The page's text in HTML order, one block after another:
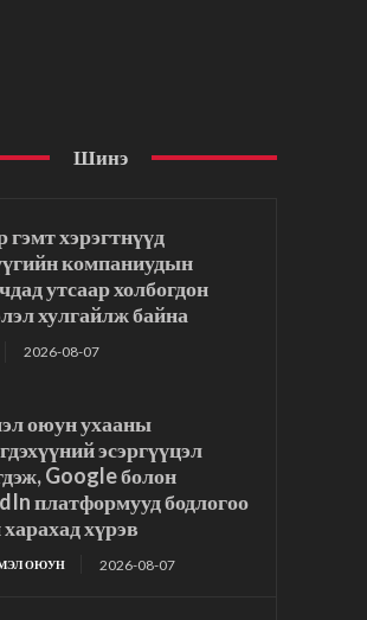
Шинэ
гэмт хэрэгтнүүд
компаниудын
утсаар холбогдон
хулгайлж байна
2026-08-07
оюун ухааны
эсэргүүцэл
Google болон
платформууд бодлогоо
харахад хүрэв
ОЮУН 2026-08-07